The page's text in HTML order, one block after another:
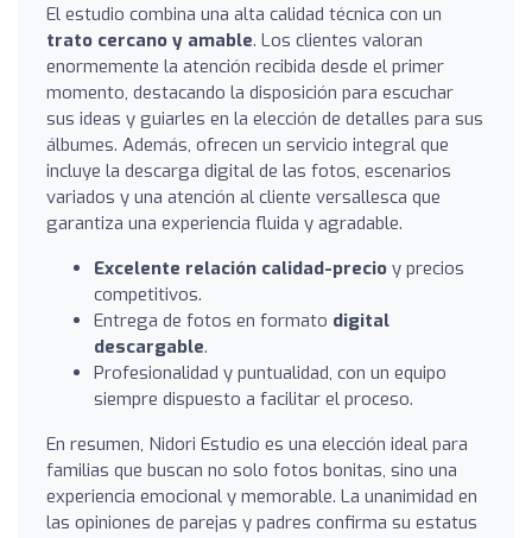
El estudio combina una alta calidad técnica con un
trato cercano y amable. Los clientes valoran
enormemente la atención recibida desde el primer
momento, destacando la disposición para escuchar
sus ideas y guiarles en la elección de detalles para sus
álbumes. Además, ofrecen un servicio integral que
incluye la descarga digital de las fotos, escenarios
variados y una atención al cliente versallesca que
garantiza una experiencia fluida y agradable.
Excelente relación calidad-precio y precios
competitivos.
Entrega de fotos en formato digital
descargable.
Profesionalidad y puntualidad, con un equipo
siempre dispuesto a facilitar el proceso.
En resumen, Nidori Estudio es una elección ideal para
familias que buscan no solo fotos bonitas, sino una
experiencia emocional y memorable. La unanimidad en
las opiniones de parejas y padres confirma su estatus